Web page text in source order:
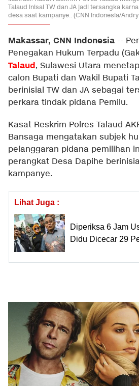
Talaud inisal TW dan JA jadi tersangka
desa saat kampanye.. (CNN Indonesia/
Makassar, CNN Indonesia --
Penegakan Hukum Terpadu
Talaud, Sulawesi Utara
calon Bupati dan Wakil Bupati
berinisial TW dan JA sebagai
perkara tindak pidana Pemilu.
Kasat Reskrim Polres Talaud
Bansaga mengatakan subjek
pelanggaran pidana pemilihan
perangkat Desa Dapihe
kampanye.
Lihat Juga :
Diperiksa 6 Jam
Didu Dicecar 29